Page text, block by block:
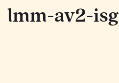
lmm-av2-isg